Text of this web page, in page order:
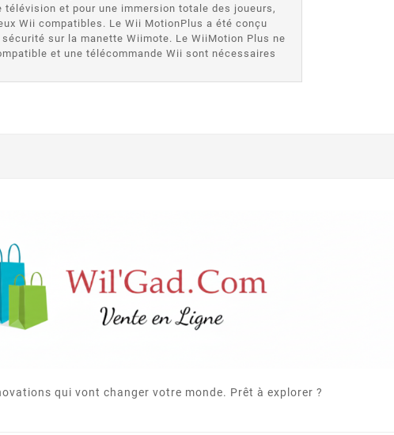
et pour une immersion totale des joueurs,
Wii compatibles. Le Wii MotionPlus a été conçu
sur la manette Wiimote. Le WiiMotion Plus ne
et une télécommande Wii sont nécessaires
qui vont changer votre monde. Prêt à explorer ?